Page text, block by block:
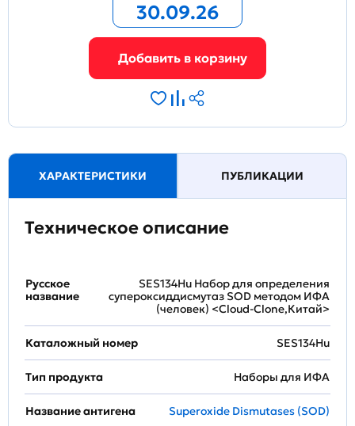
30.09.26
ХАРАКТЕРИСТИКИ ПУБЛИКАЦИИ
Техническое описание
Русское
название
SES134Hu Набор для определения
супероксиддисмутаз SOD методом ИФА
(человек) <Cloud-Clone,Китай>
Каталожный номер SES134Hu
Тип продукта Наборы для ИФА
Название антигена Superoxide Dismutases (SOD)